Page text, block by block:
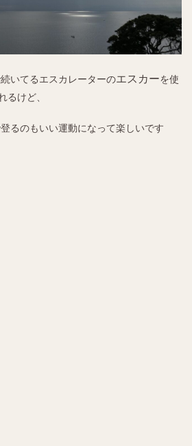
いてるエスカレーターのエスカーを使
るけど、
るのもいい運動になって楽しいです